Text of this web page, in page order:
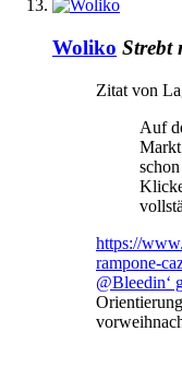
Woliko Strebt
Zitat von
Auf
https://
rampone-
@Bleedin‘